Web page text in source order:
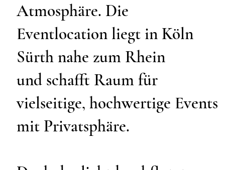
Atmosphäre. Die
Eventlocation liegt in Köln
Sürth nahe zum Rhein
und schafft Raum für
vielseitige, hochwertige Events
mit Privatsphäre.